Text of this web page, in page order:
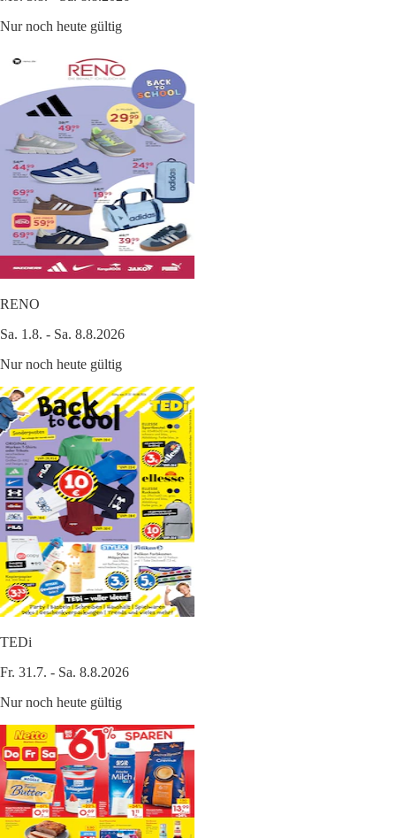
Nur noch heute gültig
RENO
Sa. 1.8. - Sa. 8.8.2026
Nur noch heute gültig
TEDi
Fr. 31.7. - Sa. 8.8.2026
Nur noch heute gültig